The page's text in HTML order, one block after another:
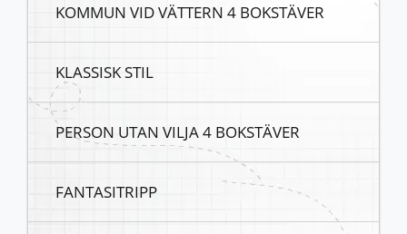
KOMMUN VID VÄTTERN 4 BOKSTÄVER
KLASSISK STIL
PERSON UTAN VILJA 4 BOKSTÄVER
FANTASITRIPP